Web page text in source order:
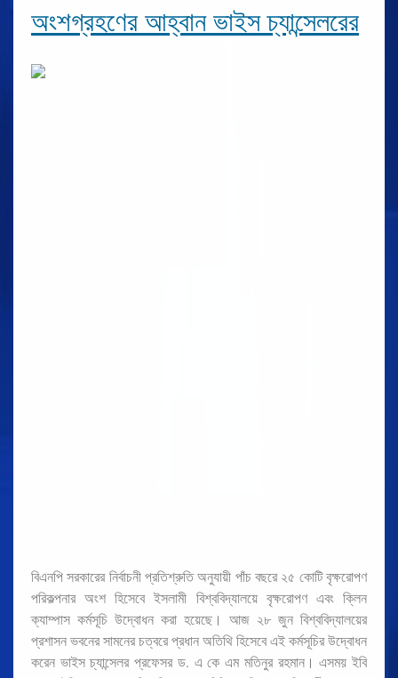
অংশগ্রহণের আহ্বান ভাইস চ্যান্সেলরের
বিএনপি সরকারের নির্বাচনী প্রতিশ্রুতি অনুযায়ী পাঁচ বছরে ২৫ কোটি বৃক্ষরোপণ
পরিকল্পনার অংশ হিসেবে ইসলামী বিশ্ববিদ্যালয়ে বৃক্ষরোপণ এবং ক্লিন
ক্যাম্পাস কর্মসূচি উদ্বোধন করা হয়েছে। আজ ২৮ জুন বিশ্ববিদ্যালয়ের
প্রশাসন ভবনের সামনের চত্বরে প্রধান অতিথি হিসেবে এই কর্মসূচির উদ্বোধন
করেন ভাইস চ্যান্সেলর প্রফেসর ড. এ কে এম মতিনুর রহমান। এসময় ইবি